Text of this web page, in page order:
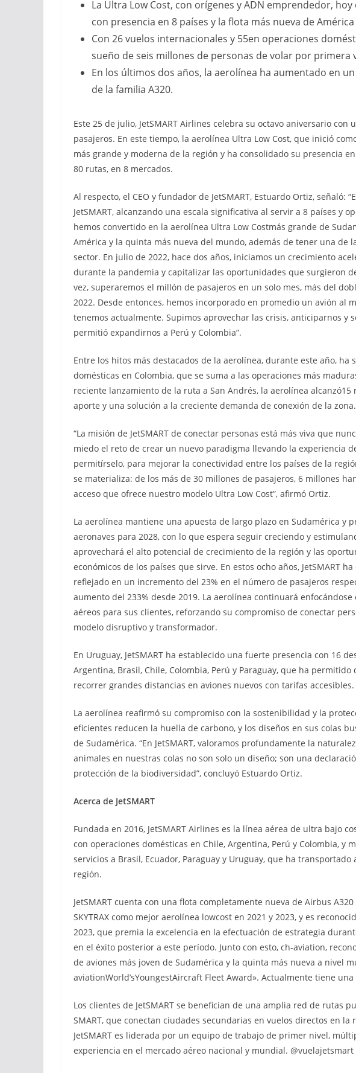
La Ultra Low Cost, con orígenes y ADN emprendedor,
con presencia en 8 países y la flota más nueva de
Con 26 vuelos internacionales y 55en operaciones
sueño de seis millones de personas de volar por primera
En los últimos dos años, la aerolínea ha aumentado en
de la familia A320.
Este 25 de julio, JetSMART Airlines celebra su octavo aniversario
pasajeros. En este tiempo, la aerolínea Ultra Low Cost, que inició
más grande y moderna de la región y ha consolidado su presencia
80 rutas, en 8 mercados.
Al respecto, el CEO y fundador de JetSMART, Estuardo Ortiz, señaló:
JetSMART, alcanzando una escala significativa al servir a 8 países y
hemos convertido en la aerolínea Ultra Low Costmás grande de
América y la quinta más nueva del mundo, además de tener una de
sector. En julio de 2022, hace dos años, iniciamos un crecimiento
durante la pandemia y capitalizar las oportunidades que surgieron
vez, superaremos el millón de pasajeros en un solo mes, más del
2022. Desde entonces, hemos incorporado en promedio un avión al
tenemos actualmente. Supimos aprovechar las crisis, anticiparnos y
permitió expandirnos a Perú y Colombia”.
Entre los hitos más destacados de la aerolínea, durante este año, ha
domésticas en Colombia, que se suma a las operaciones más
reciente lanzamiento de la ruta a San Andrés, la aerolínea
aporte y una solución a la creciente demanda de conexión de la zona.
“La misión de JetSMART de conectar personas está más viva que
miedo el reto de crear un nuevo paradigma llevando la experiencia
permitírselo, para mejorar la conectividad entre los países de la
se materializa: de los más de 30 millones de pasajeros, 6 millones
acceso que ofrece nuestro modelo Ultra Low Cost”, afirmó Ortiz.
La aerolínea mantiene una apuesta de largo plazo en Sudamérica y
aeronaves para 2028, con lo que espera seguir creciendo y
aprovechará el alto potencial de crecimiento de la región y las
económicos de los países que sirve. En estos ocho años, JetSMART
reflejado en un incremento del 23% en el número de pasajeros
aumento del 233% desde 2019. La aerolínea continuará
aéreos para sus clientes, reforzando su compromiso de conectar
modelo disruptivo y transformador.
En Uruguay, JetSMART ha establecido una fuerte presencia con 16
Argentina, Brasil, Chile, Colombia, Perú y Paraguay, que ha
recorrer grandes distancias en aviones nuevos con tarifas accesibles.
La aerolínea reafirmó su compromiso con la sostenibilidad y la
eficientes reducen la huella de carbono, y los diseños en sus colas
de Sudamérica. “En JetSMART, valoramos profundamente la
animales en nuestras colas no son solo un diseño; son una
protección de la biodiversidad”, concluyó Estuardo Ortiz.
Acerca de JetSMART
Fundada en 2016, JetSMART Airlines es la línea aérea de ultra bajo
con operaciones domésticas en Chile, Argentina, Perú y Colombia, y
servicios a Brasil, Ecuador, Paraguay y Uruguay, que ha
región.
JetSMART cuenta con una flota completamente nueva de Airbus
SKYTRAX como mejor aerolínea lowcost en 2021 y 2023, y es
2023, que premia la excelencia en la efectuación de estrategia
en el éxito posterior a este período. Junto con esto, ch-aviation,
de aviones más joven de Sudamérica y la quinta más nueva a nivel
aviationWorld’sYoungestAircraft Fleet Award». Actualmente tiene
Los clientes de JetSMART se benefician de una amplia red de rutas
SMART, que conectan ciudades secundarias en vuelos directos en
JetSMART es liderada por un equipo de trabajo de primer nivel,
experiencia en el mercado aéreo nacional y mundial. @vuelajetsmart